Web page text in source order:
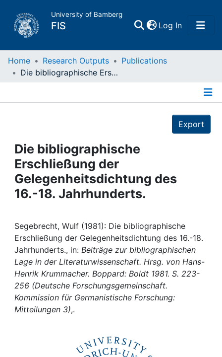
University of Bamberg
FIS Log In(current)
Home
Projects
People
Institutions
Awards
My FIS
Help
Home Research Outputs
Publications
Die bibliographische Erschließung der Gelegenheitsdichtung des 16.-18. Jahrhunderts.
Export
Die bibliographische
Erschließung der
Gelegenheitsdichtung des
16.-18. Jahrhunderts.
Segebrecht, Wulf (1981): Die bibliographische
Erschließung der Gelegenheitsdichtung des 16.-18.
Jahrhunderts., in: Beiträge zur bibliographischen
Lage in der Literaturwissenschaft. Hrsg. von Hans-
Henrik Krummacher. Boppard: Boldt 1981. S. 223-
256 (Deutsche Forschungsgemeinschaft.
Kommission für Germanistische Forschung:
Mitteilungen 3),.